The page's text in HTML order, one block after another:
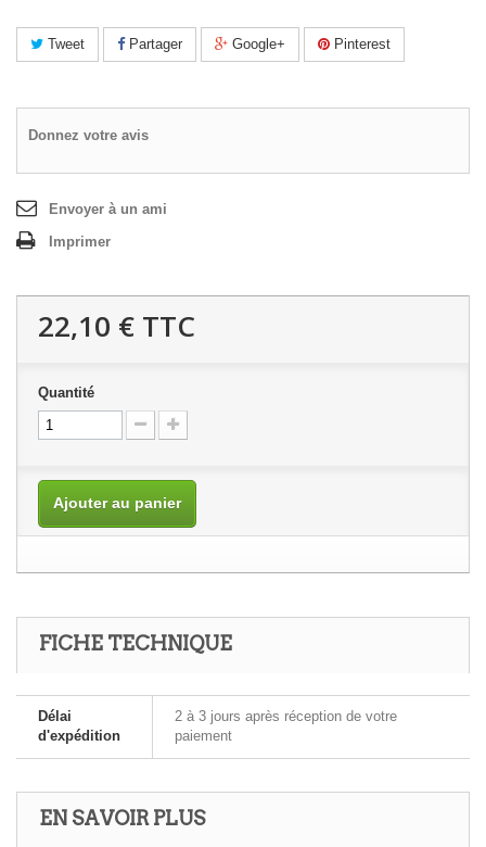
Tweet Partager Google+ Pinterest
Donnez votre avis
Envoyer à un ami
Imprimer
22,10 € TTC
Quantité
Ajouter au panier
FICHE TECHNIQUE
Délai
d'expédition
2 à 3 jours après réception de votre
paiement
EN SAVOIR PLUS